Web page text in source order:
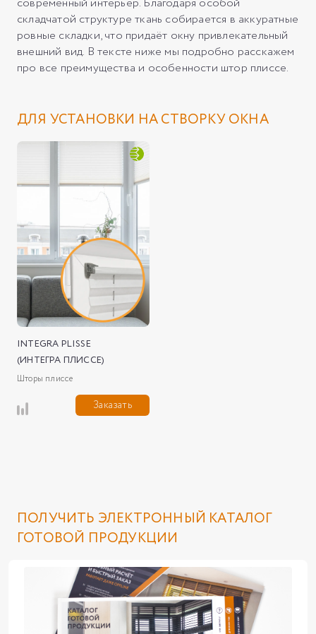
складчатой структуре ткань собирается в аккуратные
ровные складки, что придаёт окну привлекательный
внешний вид. В тексте ниже мы подробно расскажем
про все преимущества и особенности штор плиссе.
ДЛЯ УСТАНОВКИ НА СТВОРКУ ОКНА
INTEGRA PLISSE
(ИНТЕГРА ПЛИССЕ)
Шторы плиссе
Заказать
ПОЛУЧИТЬ ЭЛЕКТРОННЫЙ КАТАЛОГ
ГОТОВОЙ ПРОДУКЦИИ